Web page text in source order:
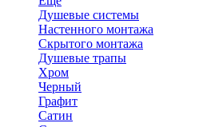
Душевые системы
Настенного монтажа
Скрытого монтажа
Душевые трапы
Хром
Черный
Графит
Сатин